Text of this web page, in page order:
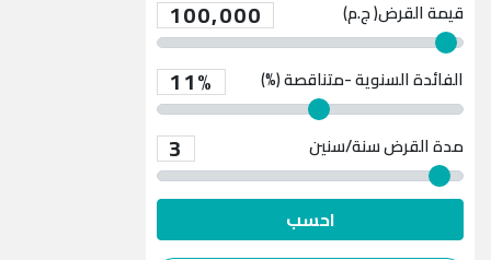
قيمة القرض( ج.م) 100,000
الفائدة السنوية -متناقصة (%) 11%
مدة القرض 3 سنة/سنين
احسب